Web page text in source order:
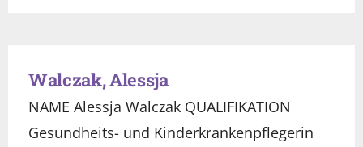
Walczak, Alessja
NAME Alessja Walczak QUALIFIKATION
Gesundheits- und Kinderkrankenpflegerin